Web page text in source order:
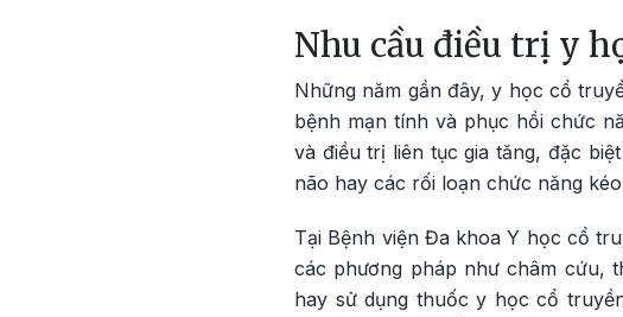
Nhu cầu điều trị y
Những năm gần đây, y học cổ
bệnh mạn tính và phục hồi chức
và điều trị liên tục gia tăng, đặc
não hay các rối loạn chức năng kéo
Tại Bệnh viện Đa khoa Y học cổ
các phương pháp như châm cứu,
hay sử dụng thuốc y học cổ